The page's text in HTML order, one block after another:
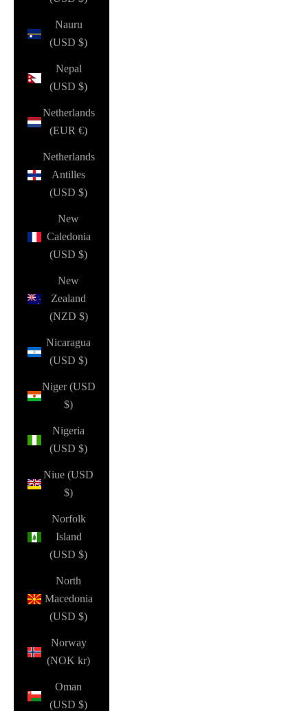
Nauru
(USD $)
Nepal
(USD $)
Netherlands
(EUR €)
Netherlands
Antilles
(USD $)
New
Caledonia
(USD $)
New
Zealand
(NZD $)
Nicaragua
(USD $)
Niger (USD
$)
Nigeria
(USD $)
Niue (USD
$)
Norfolk
Island
(USD $)
North
Macedonia
(USD $)
Norway
(NOK kr)
Oman
(USD $)